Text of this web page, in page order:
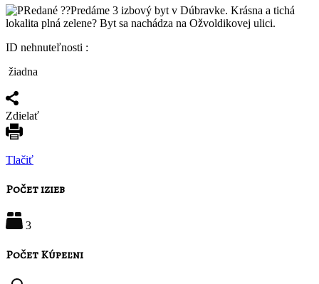
ID nehnuteľnosti :
žiadna
Zdielať
Tlačiť
Počet izieb
3
Počet Kúpeľni